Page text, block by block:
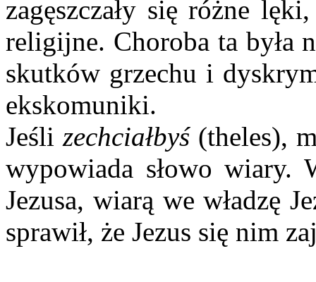
zagęszczały się różne
religijne. Choroba ta była
skutków grzechu i
ekskomuniki.
Jeśli zechciałbyś(theles),
wypowiada słowo wiary.
Jezusa, wiarą we władzę
sprawił, że Jezus się nim